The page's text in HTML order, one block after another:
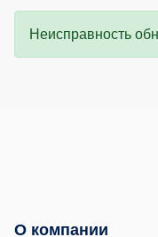
Неисправность
О компании